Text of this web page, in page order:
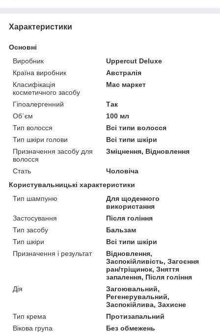
Характеристики
Основні
Виробник
Uppercut Deluxe
Країна виробник
Австралія
Класифікація
косметичного засобу
Мас маркет
Гіпоалергенний
Так
Об`єм
100 мл
Тип волосся
Всі типи волосся
Тип шкіри голови
Всі типи шкіри
Призначення засобу для
волосся
Зміцнення, Відновлення
Стать
Чоловіча
Користувальницькі характеристики
Тип шампуню
Для щоденного
використання
Застосування
Після гоління
Тип засобу
Бальзам
Тип шкіри
Всі типи шкіри
Призначення і результат
Відновлення,
Заспокійливість, Загоєння
ран/тріщинок, Зняття
запалення, Після гоління
Дія
Загоювальний,
Регенерувальний,
Заспокійлива, Захисне
Тип крема
Протизапальний
Вікова група
Без обмежень